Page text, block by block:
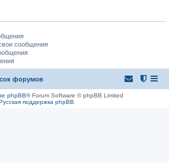
сообщения
форумов
phpBB® Forum Software © phpBB Limited
поддержка phpBB